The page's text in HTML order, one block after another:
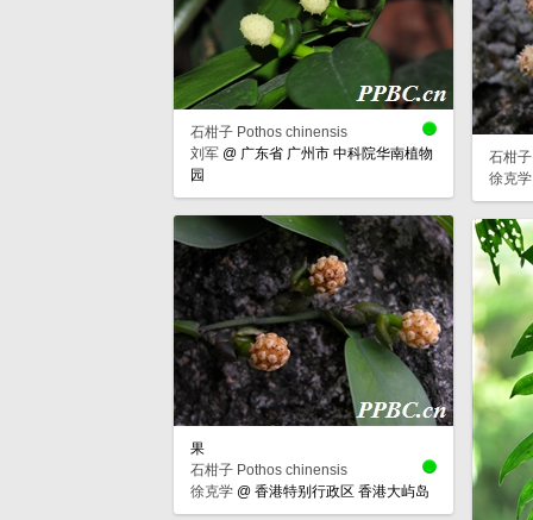
石柑子 Pothos chinensis
刘军 @广东省 广州市 中科院华南植物
园
石柑
徐克学
果
石柑子 Pothos chinensis
徐克学 @香港特别行政区 香港大屿岛